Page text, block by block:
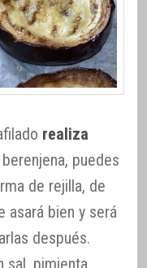
realiza
puedes
de rejilla, de
asará bien y será
después.